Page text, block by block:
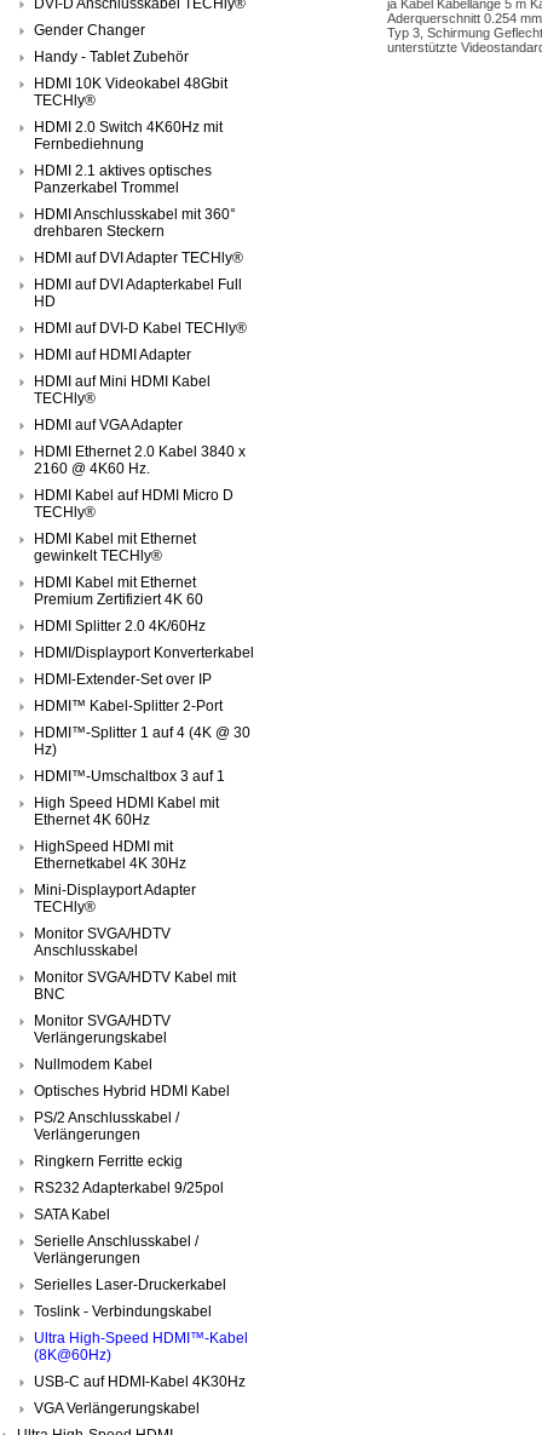
Gender Changer
Handy - Tablet Zubehör
HDMI 10K Videokabel 48Gbit
TECHly®
HDMI 2.0 Switch 4K60Hz mit
Fernbediehnung
HDMI 2.1 aktives optisches
Panzerkabel Trommel
HDMI Anschlusskabel mit 360°
drehbaren Steckern
HDMI auf DVI Adapter TECHly®
HDMI auf DVI Adapterkabel Full
HD
HDMI auf DVI-D Kabel TECHly®
HDMI auf HDMI Adapter
HDMI auf Mini HDMI Kabel
TECHly®
HDMI auf VGA Adapter
HDMI Ethernet 2.0 Kabel 3840 x
2160 @ 4K60 Hz.
HDMI Kabel auf HDMI Micro D
TECHly®
HDMI Kabel mit Ethernet
gewinkelt TECHly®
HDMI Kabel mit Ethernet
Premium Zertifiziert 4K 60
HDMI Splitter 2.0 4K/60Hz
HDMI/Displayport Konverterkabel
HDMI-Extender-Set over IP
HDMI™ Kabel-Splitter 2-Port
HDMI™-Splitter 1 auf 4 (4K @ 30
Hz)
HDMI™-Umschaltbox 3 auf 1
High Speed HDMI Kabel mit
Ethernet 4K 60Hz
HighSpeed HDMI mit
Ethernetkabel 4K 30Hz
Mini-Displayport Adapter
TECHly®
Monitor SVGA/HDTV
Anschlusskabel
Monitor SVGA/HDTV Kabel mit
BNC
Monitor SVGA/HDTV
Verlängerungskabel
Nullmodem Kabel
Optisches Hybrid HDMI Kabel
PS/2 Anschlusskabel /
Verlängerungen
Ringkern Ferritte eckig
RS232 Adapterkabel 9/25pol
SATA Kabel
Serielle Anschlusskabel /
Verlängerungen
Serielles Laser-Druckerkabel
Toslink - Verbindungskabel
Ultra High-Speed HDMI™-Kabel
(8K@60Hz)
USB-C auf HDMI-Kabel 4K30Hz
VGA Verlängerungskabel
ja Kabel Kabellänge 5 m
Aderquerschnitt 0.254
Typ 3, Schirmung
unterstützte